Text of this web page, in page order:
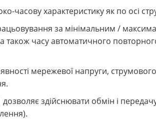
часову характеристику як по осі
за мінімальним /
а також часу автоматичного
мережевої напруги,
здійснювати обмін і